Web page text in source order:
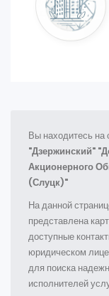
Вы находитесь на
"Дзержинский"
Акционерного
(Слуцк)"
На данной
представлена
доступные
юридическом
для поиска
исполнителей